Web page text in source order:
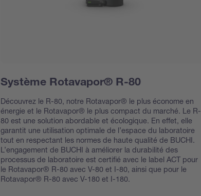
Système Rotavapor® R-80
Découvrez le R-80, notre Rotavapor® le plus économe en
énergie et le Rotavapor® le plus compact du marché. Le R-
80 est une solution abordable et écologique. En effet, elle
garantit une utilisation optimale de l’espace du laboratoire
tout en respectant les normes de haute qualité de BUCHI.
L’engagement de BUCHI à améliorer la durabilité des
processus de laboratoire est certifié avec le label ACT pour
le Rotavapor® R-80 avec V-80 et I-80, ainsi que pour le
Rotavapor® R-80 avec V-180 et I-180.